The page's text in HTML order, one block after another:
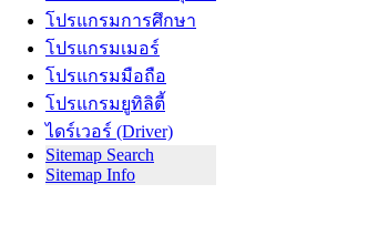
โปรแกรมการศึกษา
โปรแกรมเมอร์
โปรแกรมมือถือ
โปรแกรมยูทิลิตี้
ไดร์เวอร์ (Driver)
Sitemap Search
Sitemap Info